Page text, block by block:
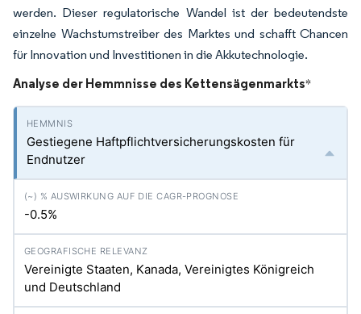
werden. Dieser regulatorische Wandel ist der bedeutendste
einzelne Wachstumstreiber des Marktes und schafft Chancen
für Innovation und Investitionen in die Akkutechnologie.
Analyse der Hemmnisse des Kettensägenmarkts*
Gestiegene Haftpflichtversicherungskosten für
Endnutzer
-0.5%
Vereinigte Staaten, Kanada, Vereinigtes Königreich
und Deutschland